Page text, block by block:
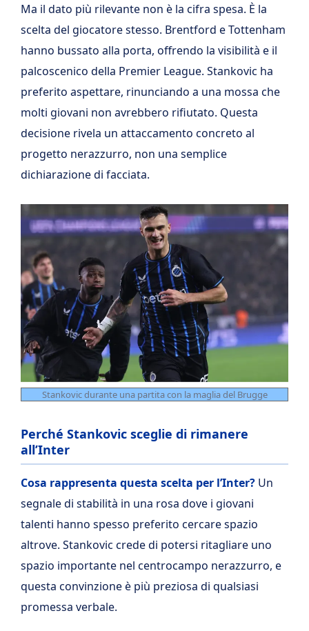
Ma il dato più rilevante non è la cifra spesa. È la
scelta del giocatore stesso. Brentford e Tottenham
hanno bussato alla porta, offrendo la visibilità e il
palcoscenico della Premier League. Stankovic ha
preferito aspettare, rinunciando a una mossa che
molti giovani non avrebbero rifiutato. Questa
decisione rivela un attaccamento concreto al
progetto nerazzurro, non una semplice
dichiarazione di facciata.
Stankovic durante una partita con la maglia del Brugge
Perché Stankovic sceglie di rimanere
all’Inter
Cosa rappresenta questa scelta per l’Inter? Un
segnale di stabilità in una rosa dove i giovani
talenti hanno spesso preferito cercare spazio
altrove. Stankovic crede di potersi ritagliare uno
spazio importante nel centrocampo nerazzurro, e
questa convinzione è più preziosa di qualsiasi
promessa verbale.